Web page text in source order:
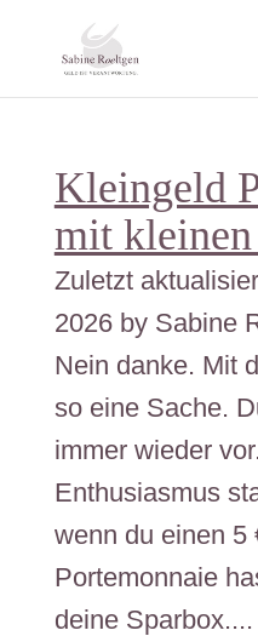
Kleingeld
mit
Zuletzt
2026 by Sabine
Nein danke. Mit
so eine Sache.
immer wieder
Enthusiasmus
wenn du einen 5
Portemonnaie
deine Sparbox....